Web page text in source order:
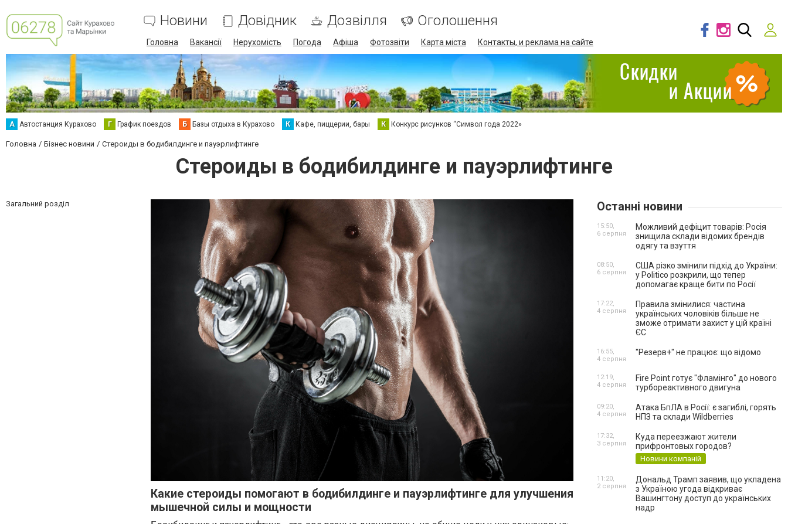
Новини Довідник Дозвілля Оголошення
Головна Вакансії Нерухомість Погода Афіша Фотозвіти Карта міста Контакты, и реклама на сайте
А Автостанция Курахово Г График поездов Б Базы отдыха в Курахово К Кафе, пиццерии, бары К Конкурс рисунков “Символ года 2022»
Головна Бізнес новини Стероиды в бодибилдинге и пауэрлифтинге
Стероиды в бодибилдинге и пауэрлифтинге
Загальний розділ
Какие стероиды помогают в бодибилдинге и пауэрлифтинге для улучшения
мышечной силы и мощности
Останні новини
Можливий дефіцит товарів: Росія
знищила склади відомих брендів
одягу та взуття
15:50,
6 серпня
США різко змінили підхід до України:
у Politico розкрили, що тепер
допомагає краще бити по Росії
08:50,
6 серпня
Правила змінилися: частина
українських чоловіків більше не
зможе отримати захист у цій країні
ЄС
17:22,
4 серпня
"Резерв+" не працює: що відомо
16:55,
4 серпня
Fire Point готує "Фламінго" до нового
турбореактивного двигуна
12:19,
4 серпня
Атака БпЛА в Росії: є загиблі, горять
НПЗ та склади Wildberries
09:20,
4 серпня
Куда переезжают жители
прифронтовых городов?
Новини компаній
17:32,
3 серпня
Дональд Трамп заявив, що укладена
з Україною угода відкриває
Вашингтону доступ до українських
надр
11:20,
2 серпня